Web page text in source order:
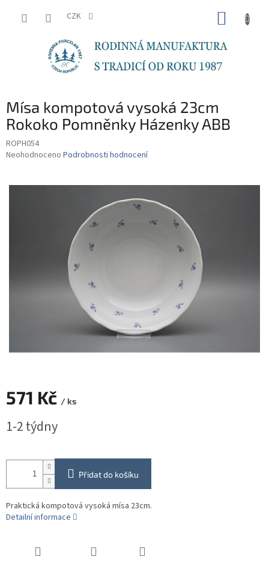
CZK
Mísa kompotová vysoká 23cm
Rokoko Pomněnky Házenky ABB
ROPH054
Průměrné
je
Neohodnoceno Podrobnosti hodnocení
571 Kč / ks
cena:
1-2 týdny
Přidat do košíku
Praktická kompotová vysoká mísa 23cm.
Detailní informace